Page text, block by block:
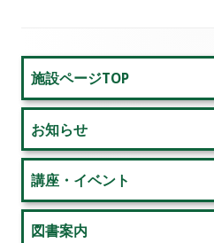
ー
シ
ョ
ン
メ
イ
ン
サ
イ
施設ページTOP
お知らせ
講座・イベント
図書案内